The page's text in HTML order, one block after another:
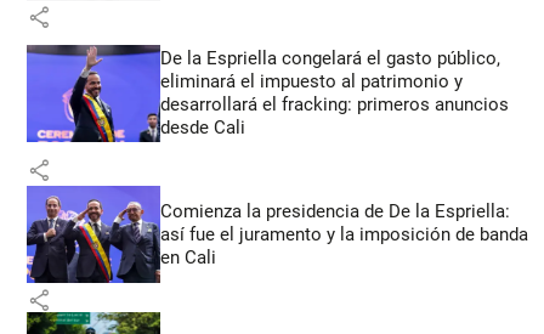
share
De la Espriella congelará el gasto público,
eliminará el impuesto al patrimonio y
desarrollará el fracking: primeros anuncios
desde Cali
share
Comienza la presidencia de De la Espriella:
así fue el juramento y la imposición de banda
en Cali
share